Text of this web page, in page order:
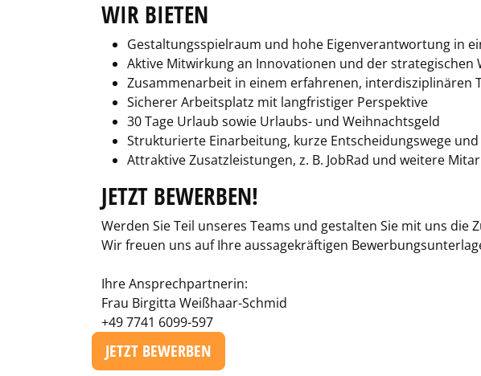
WIR BIETEN
Gestaltungsspielraum und hohe Eigenverantwortung in
Aktive Mitwirkung an Innovationen und der
Zusammenarbeit in einem erfahrenen, interdisziplinären
Sicherer Arbeitsplatz mit langfristiger Perspektive
30 Tage Urlaub sowie Urlaubs- und Weihnachtsgeld
Strukturierte Einarbeitung, kurze Entscheidungswege
Attraktive Zusatzleistungen, z. B. JobRad und weitere
JETZT BEWERBEN!
Werden Sie Teil unseres Teams und gestalten Sie mit uns die
Wir freuen uns auf Ihre aussagekräftigen
Ihre Ansprechpartnerin:
Frau Birgitta Weißhaar-Schmid
+49 7741 6099-597
JETZT BEWERBEN